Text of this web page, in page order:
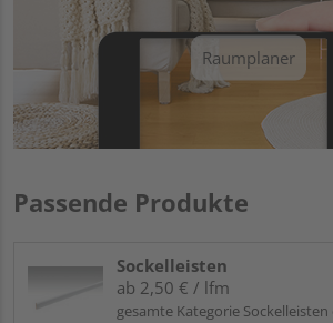
Raumplaner
Passende Produkte
Sockelleisten
ab 2,50 € / lfm
gesamte Kategorie